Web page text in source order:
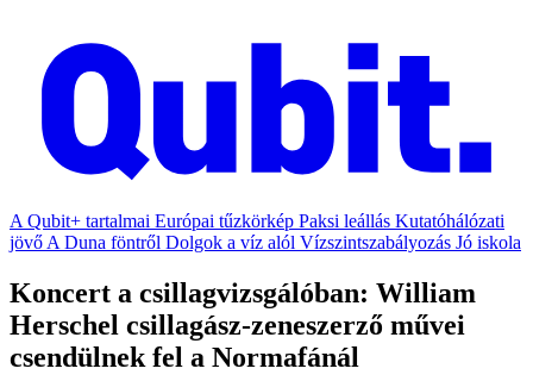
A Qubit+ tartalmai Európai tűzkörkép Paksi leállás Kutatóhálózati
jövő A Duna föntről Dolgok a víz alól Vízszintszabályozás Jó iskola
Koncert a csillagvizsgálóban: William
Herschel csillagász-zeneszerző művei
csendülnek fel a Normafánál